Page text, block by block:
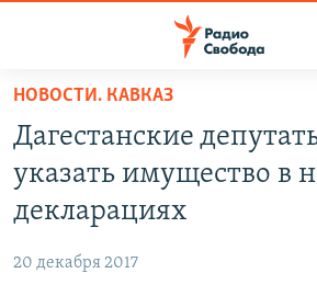
упрощенного
доступа
основному
Вернутся
ПОДКАСТЫ
АВТОРСКИЕ ПРОЕКТЫ
МНЕНИЯ
НОВОСТИ. КАВКАЗ
Дагестанские
указать имущество в
декларациях
20 декабря 2017